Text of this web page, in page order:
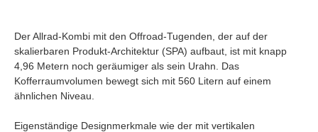
Der Allrad-Kombi mit den Offroad-Tugenden, der auf der
skalierbaren Produkt-Architektur (SPA) aufbaut, ist mit knapp
4,96 Metern noch geräumiger als sein Urahn. Das
Kofferraumvolumen bewegt sich mit 560 Litern auf einem
ähnlichen Niveau.
Eigenständige Designmerkmale wie der mit vertikalen